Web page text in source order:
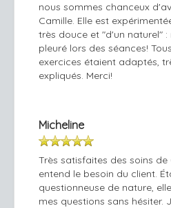
nous sommes chanceux
Camille. Elle est
très douce et "d'un naturel"
pleuré lors des séances!
exercices étaient adaptés,
expliqués. Merci!
Micheline
Très satisfaites des soins de
entend le besoin du client.
questionneuse de nature,
mes questions sans hésiter.